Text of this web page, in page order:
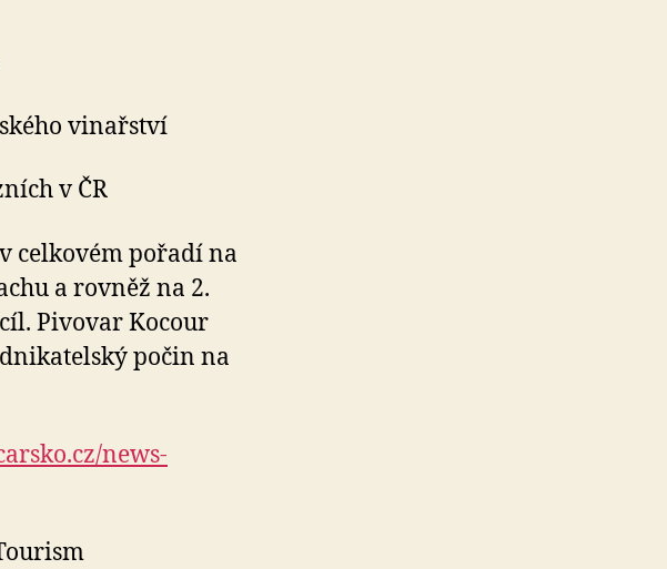
vinařství
v ČR
celkovém pořadí na
a rovněž na 2.
Pivovar Kocour
počin na
news-